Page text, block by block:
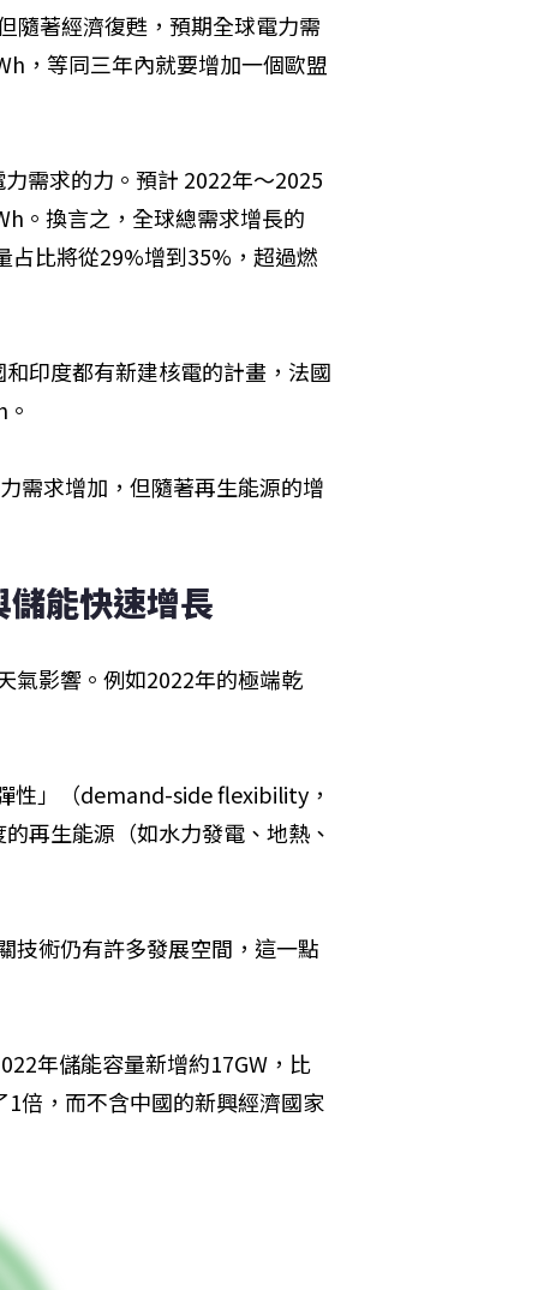
隨著經濟復甦，預期全球電力需
，等同三年內就要增加一個歐盟
需求的力。預計 2022年～2025
。換言之，全球總需求增長的
占比將從29%增到35%，超過燃
印度都有新建核電的計畫，法國
需求增加，但隨著再生能源的增
能快速增長
氣影響。例如2022年的極端乾
性」（demand-side flexibility，
再生能源（如水力發電、地熱、
技術仍有許多發展空間，這一點
年儲能容量新增約17GW，比
倍，而不含中國的新興經濟國家